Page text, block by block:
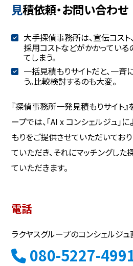
見積依頼・お問い合わせ
大手探偵事務所は、宣伝コスト
採用コストなどがかかっている
てしまう。
一括見積もりサイトだと、一
う。比較検討するのも大変。
『探偵事務所一発見積もりサイト
ープでは、「AI x コンシェルジュ」
もりをご提供させていただいてお
ていただき、それにマッチングし
ていただきます。
電話
ラクヤスグループのコンシェルジ
080-5227-